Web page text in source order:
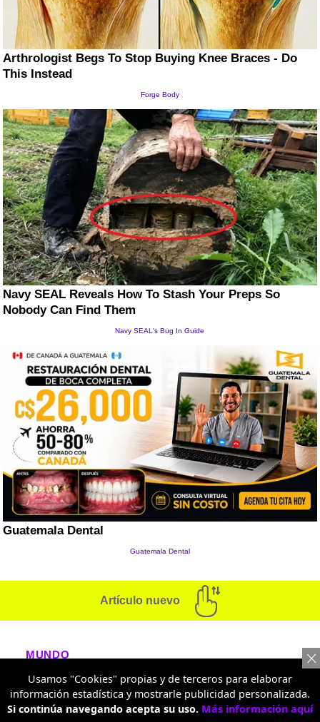
Artículo nuevo
MUNDO
Expulsan a colombiano de
Polonia por vergonzosa
Usamos "Cookies" propias y de terceros para elaborar
información estadística y mostrarle publicidad personalizada.
Si continúa navegando acepta su uso. Más información aquí